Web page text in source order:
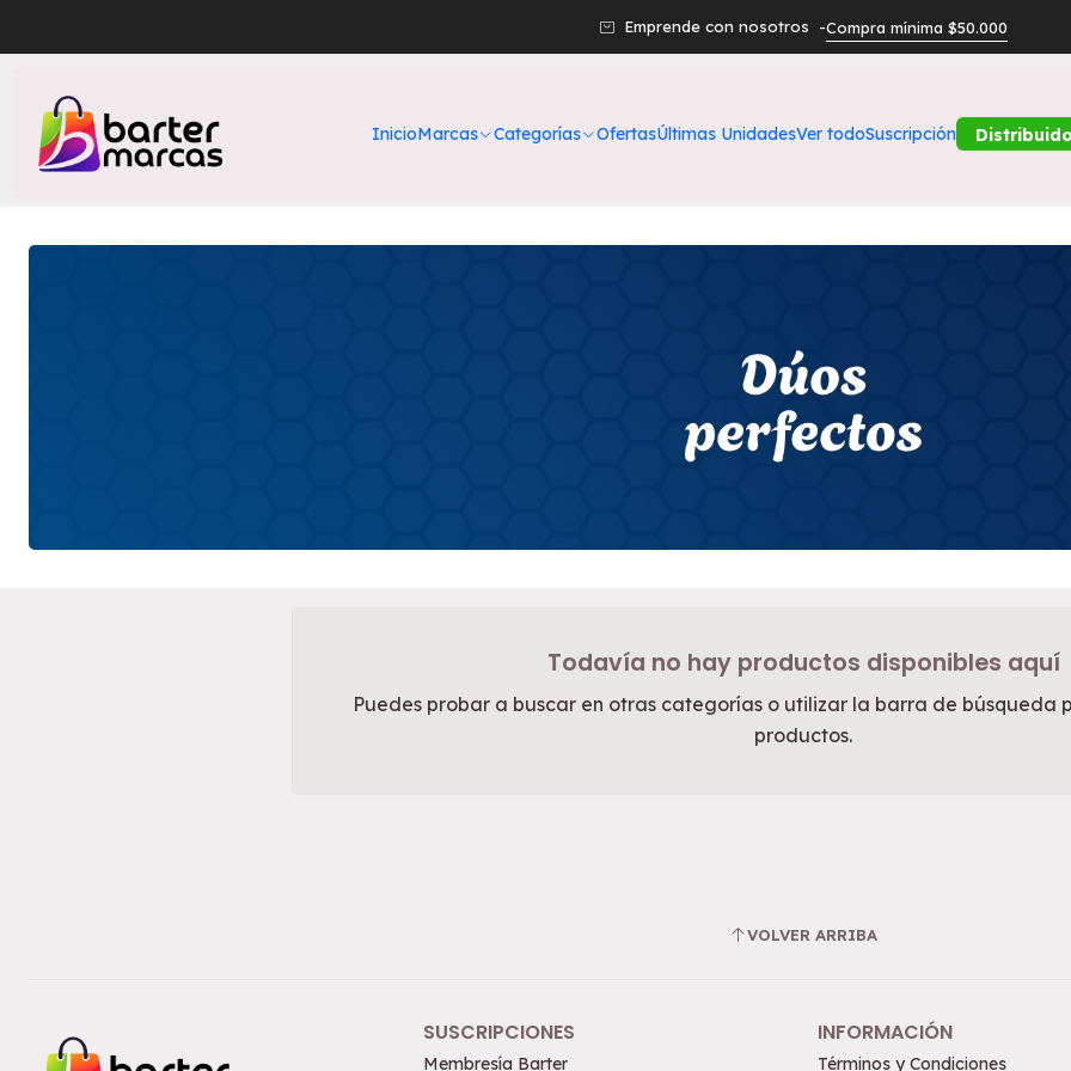
InicioMarcas Categorías OfertasÚltimas UnidadesVer todoSuscripción
Emprende con nosotros -Compra mínima $50.000
Inicio Dúos perfectos
Dúos perfectos
Todavía no hay productos disponibles aquí
Puedes probar a buscar en otras categorías o utilizar la barra de búsqueda
productos.
VOLVER ARRIBA
SUSCRIPCIONES
Membresía Barter
INFORMACIÓN
Términos y Condiciones